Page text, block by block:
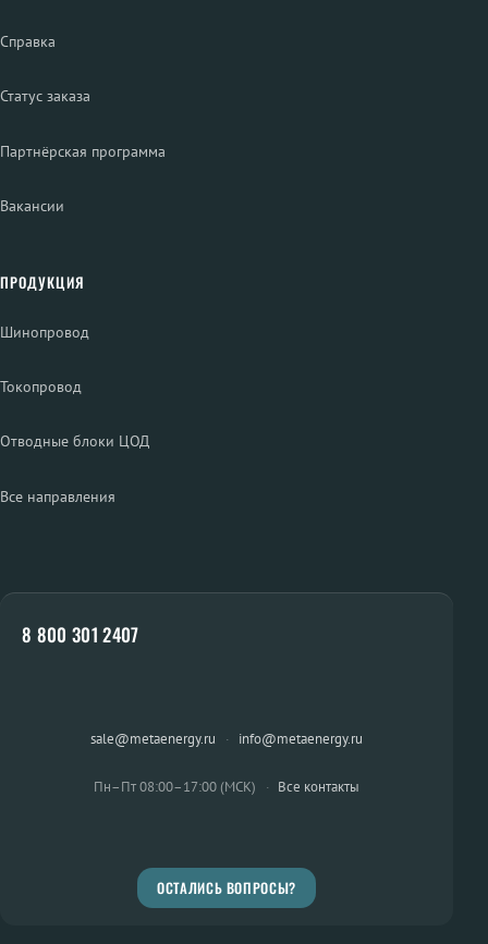
Справка
Статус заказа
Партнёрская программа
Вакансии
ПРОДУКЦИЯ
Шинопровод
Токопровод
Отводные блоки ЦОД
Все направления
8 800 301 2407
sale@metaenergy.ru · info@metaenergy.ru
Пн–Пт 08:00–17:00 (МСК) · Все контакты
ОСТАЛИСЬ ВОПРОСЫ?